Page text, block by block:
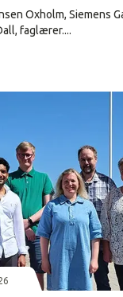
Oxholm, Siemens
faglærer....